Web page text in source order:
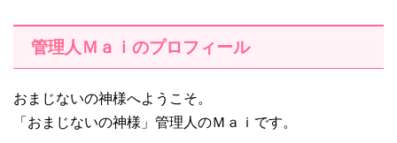
管理人Ｍａｉのプロフィール
おまじないの神様へようこそ。
「おまじないの神様」管理人のＭａｉです。